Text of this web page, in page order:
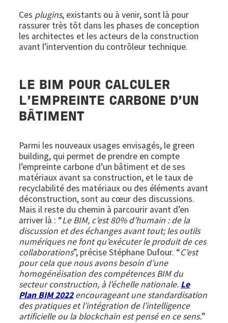
Ces plugins, existants ou à venir, sont là pour
rassurer très tôt dans les phases de conception
les architectes et les acteurs de la construction
avant l’intervention du contrôleur technique.
LE BIM POUR CALCULER
L’EMPREINTE CARBONE D’UN
BÂTIMENT
Parmi les nouveaux usages envisagés, le green
building, qui permet de prendre en compte
l’empreinte carbone d’un bâtiment et de ses
matériaux avant sa construction, et le taux de
recyclabilité des matériaux ou des éléments avant
déconstruction, sont au cœur des discussions.
Mais il reste du chemin à parcourir avant d’en
arriver là : “Le BIM, c’est 80% d’humain : de la
discussion et des échanges avant tout; les outils
numériques ne font qu’exécuter le produit de ces
collaborations”, précise Stéphane Dufour. “C’est
pour cela que nous avons besoin d’une
homogénéisation des compétences BIM du
secteur construction, à l’échelle nationale. Le
Plan BIM 2022encourageant une standardisation
des pratiques et l’intégration de l’intelligence
artificielle ou la blockchain est pensé en ce sens.”